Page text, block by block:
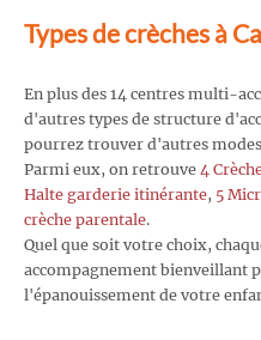
Types de crèches à
En plus des 14 centres multi-
d'autres types de structure
pourrez trouver d'autres modes
Parmi eux, on retrouve 4
Halte garderie itinérante, 5
crèche parentale.
Quel que soit votre choix,
accompagnement bienveillant
l'épanouissement de votre